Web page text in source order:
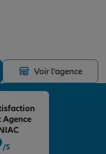
Voir l'agence
/5
Agence